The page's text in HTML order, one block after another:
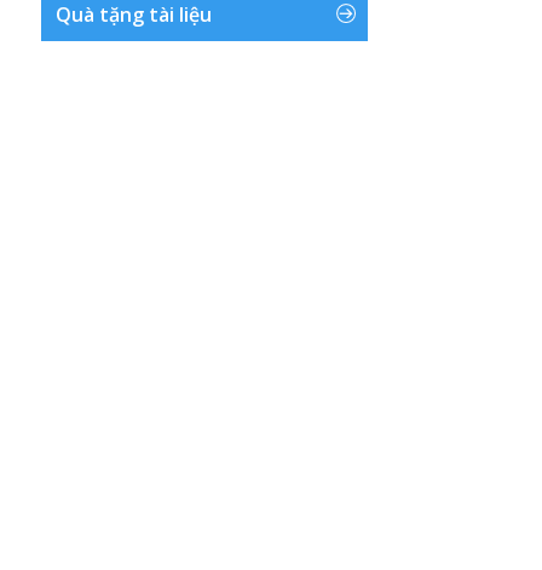
Quà tặng tài liệu